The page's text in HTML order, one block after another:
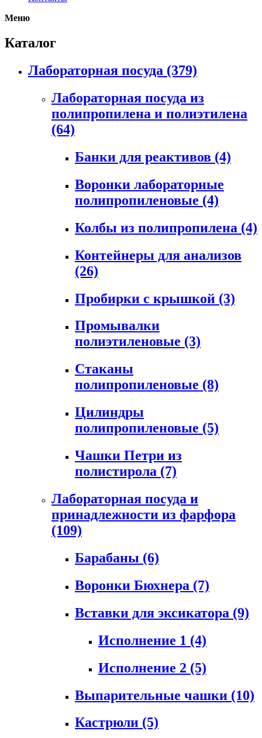
Меню
Каталог
Лабораторная посуда (379)
Лабораторная посуда из
полипропилена и полиэтилена
(64)
Банки для реактивов (4)
Воронки лабораторные
полипропиленовые (4)
Колбы из полипропилена (4)
Контейнеры для анализов
(26)
Пробирки с крышкой (3)
Промывалки
полиэтиленовые (3)
Стаканы
полипропиленовые (8)
Цилиндры
полипропиленовые (5)
Чашки Петри из
полистирола (7)
Лабораторная посуда и
принадлежности из фарфора
(109)
Барабаны (6)
Воронки Бюхнера (7)
Вставки для эксикатора (9)
Исполнение 1 (4)
Исполнение 2 (5)
Выпарительные чашки (10)
Кастрюли (5)